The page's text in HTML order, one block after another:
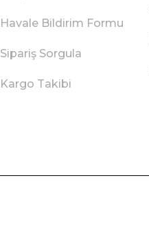
Havale Bildirim Formu
Sipariş Sorgula
Kargo Takibi